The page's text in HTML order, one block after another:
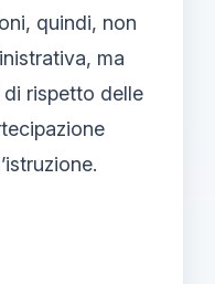
quindi, non
ma
rispetto delle